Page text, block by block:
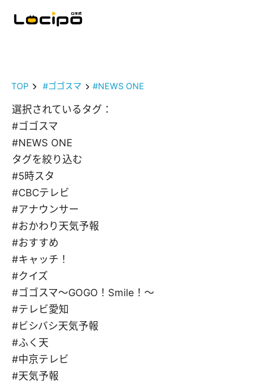
TOP #ゴゴスマ #NEWS ONE
選択されているタグ：
#ゴゴスマ
#NEWS ONE
タグを絞り込む
#5時スタ
#CBCテレビ
#アナウンサー
#おかわり天気予報
#おすすめ
#キャッチ！
#クイズ
#ゴゴスマ～GOGO！Smile！～
#テレビ愛知
#ビシバシ天気予報
#ふく天
#中京テレビ
#天気予報